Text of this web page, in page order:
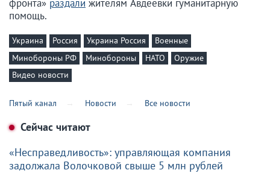
фронта» раздали жителям Авдеевки гуманитарную
помощь.
Украина Россия Украина Россия
Военные
Минобороны РФ
Минобороны НАТО
Оружие
Видео новости
Пятый канал Новости Все новости
Сейчас читают
«Несправедливость»: управляющая компания
задолжала Волочковой свыше 5 млн рублей